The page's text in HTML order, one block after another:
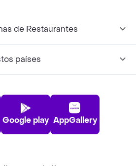
de Restaurantes
países
Google play AppGallery